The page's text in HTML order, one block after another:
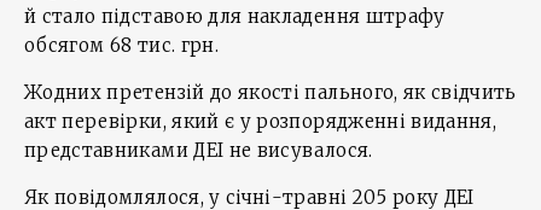
й стало підставою для накладення штрафу
обсягом 68 тис. грн.
Жодних претензій до якості пального, як свідчить
акт перевірки, який є у розпорядженні видання,
представниками ДЕІ не висувалося.
Як повідомлялося, у січні-травні 205 року ДЕІ